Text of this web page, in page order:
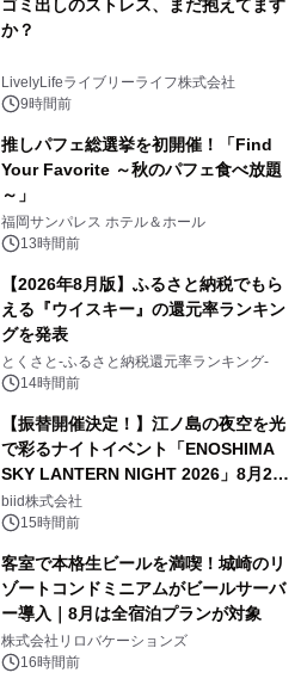
ゴミ出しのストレス、まだ抱えてます
か？
LivelyLifeライブリーライフ株式会社
9時間前
推しパフェ総選挙を初開催！「Find
Your Favorite ～秋のパフェ食べ放題
～」
福岡サンパレス ホテル＆ホール
13時間前
【2026年8月版】ふるさと納税でもら
える『ウイスキー』の還元率ランキン
グを発表
とくさと-ふるさと納税還元率ランキング-
14時間前
【振替開催決定！】江ノ島の夜空を光
で彩るナイトイベント「ENOSHIMA
SKY LANTERN NIGHT 2026」8月22
日(土)振替開催＆受付スタート！
biid株式会社
15時間前
客室で本格生ビールを満喫！城崎のリ
ゾートコンドミニアムがビールサーバ
ー導入｜8月は全宿泊プランが対象
株式会社リロバケーションズ
16時間前